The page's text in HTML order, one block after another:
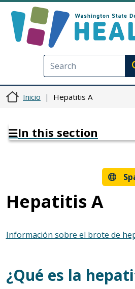
Inicio Hepatitis A
In this section
Hepatitis A
Información sobre el brote de
¿Qué es la